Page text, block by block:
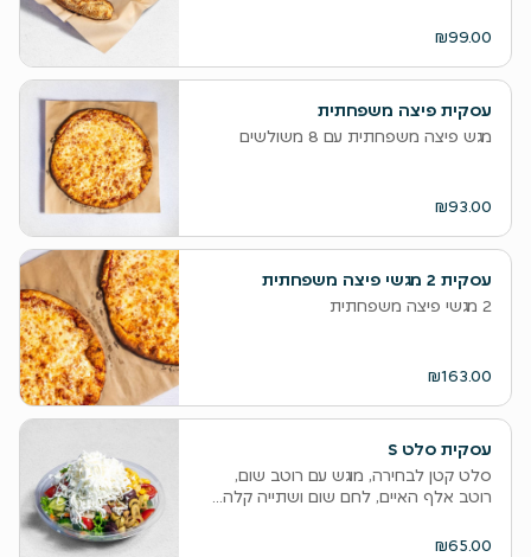
₪99.00
עסקית פיצה משפחתית
מגש פיצה משפחתית עם 8 משולשים
₪93.00
‫עסקית 2 מגשי פיצה משפחתית
₪163.00
‫עסקית סלט S
סלט קטן לבחירה, מוגש עם רוטב שום,
רוטב אלף האיים, לחם שום ושתייה קלה...
₪65.00